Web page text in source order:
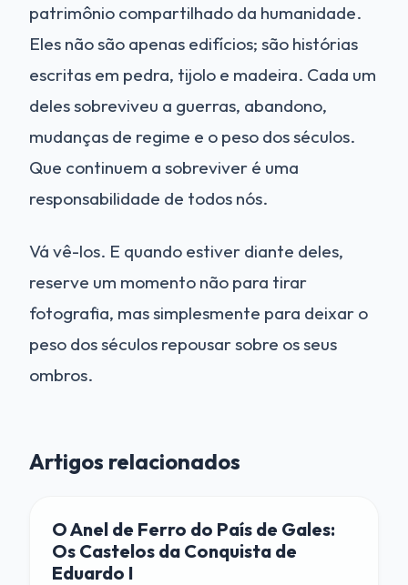
patrimônio compartilhado da humanidade.
Eles não são apenas edifícios; são histórias
escritas em pedra, tijolo e madeira. Cada um
deles sobreviveu a guerras, abandono,
mudanças de regime e o peso dos séculos.
Que continuem a sobreviver é uma
responsabilidade de todos nós.
Vá vê-los. E quando estiver diante deles,
reserve um momento não para tirar
fotografia, mas simplesmente para deixar o
peso dos séculos repousar sobre os seus
ombros.
Artigos relacionados
O Anel de Ferro do País de Gales:
Os Castelos da Conquista de
Eduardo I